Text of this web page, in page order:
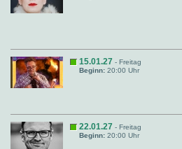
15.01.27 - Freitag
Beginn: 20:00 Uhr
22.01.27 - Freitag
Beginn: 20:00 Uhr